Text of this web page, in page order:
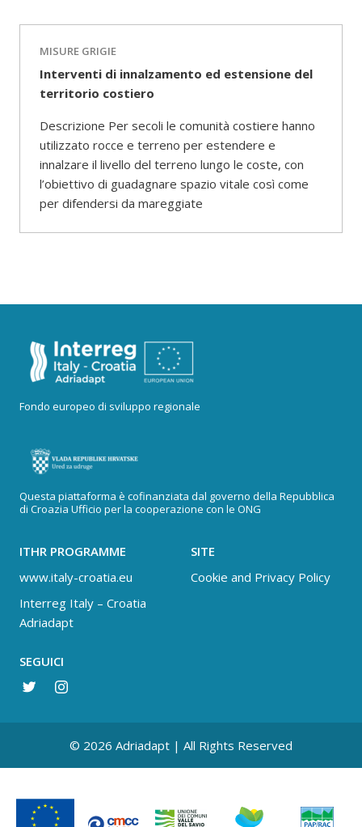
MISURE GRIGIE
Interventi di innalzamento ed estensione del
territorio costiero
Descrizione Per secoli le comunità costiere hanno
utilizzato rocce e terreno per estendere e
innalzare il livello del terreno lungo le coste, con
l’obiettivo di guadagnare spazio vitale così come
per difendersi da mareggiate
Fondo europeo di sviluppo regionale
Questa piattaforma è cofinanziata dal governo della Repubblica
di Croazia Ufficio per la cooperazione con le ONG
ITHR PROGRAMME
www.italy-croatia.eu
Interreg Italy – Croatia
Adriadapt
SITE
Cookie and Privacy Policy
SEGUICI
© 2026 Adriadapt | All Rights Reserved